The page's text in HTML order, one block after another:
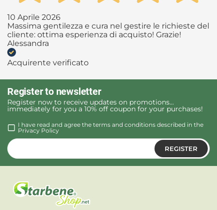
10 Aprile 2026
Massima gentilezza e cura nel gestire le richieste del
cliente: ottima esperienza di acquisto! Grazie!
Alessandra
Acquirente verificato
Register to newsletter
Register now to receive updates on promotions...
immediately for you a 10% off coupon for your purchases!
I have read and agree the terms and conditions described in the
Privacy Policy
REGISTER